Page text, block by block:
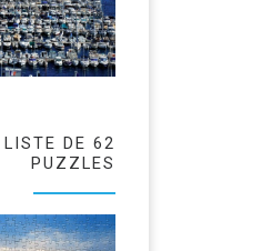
DE 62
PUZZLES